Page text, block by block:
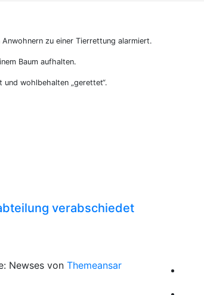
zu einer Tierrettung alarmiert.
Baum aufhalten.
wohlbehalten „gerettet“.
verabschiedet
Newses von Themeansar